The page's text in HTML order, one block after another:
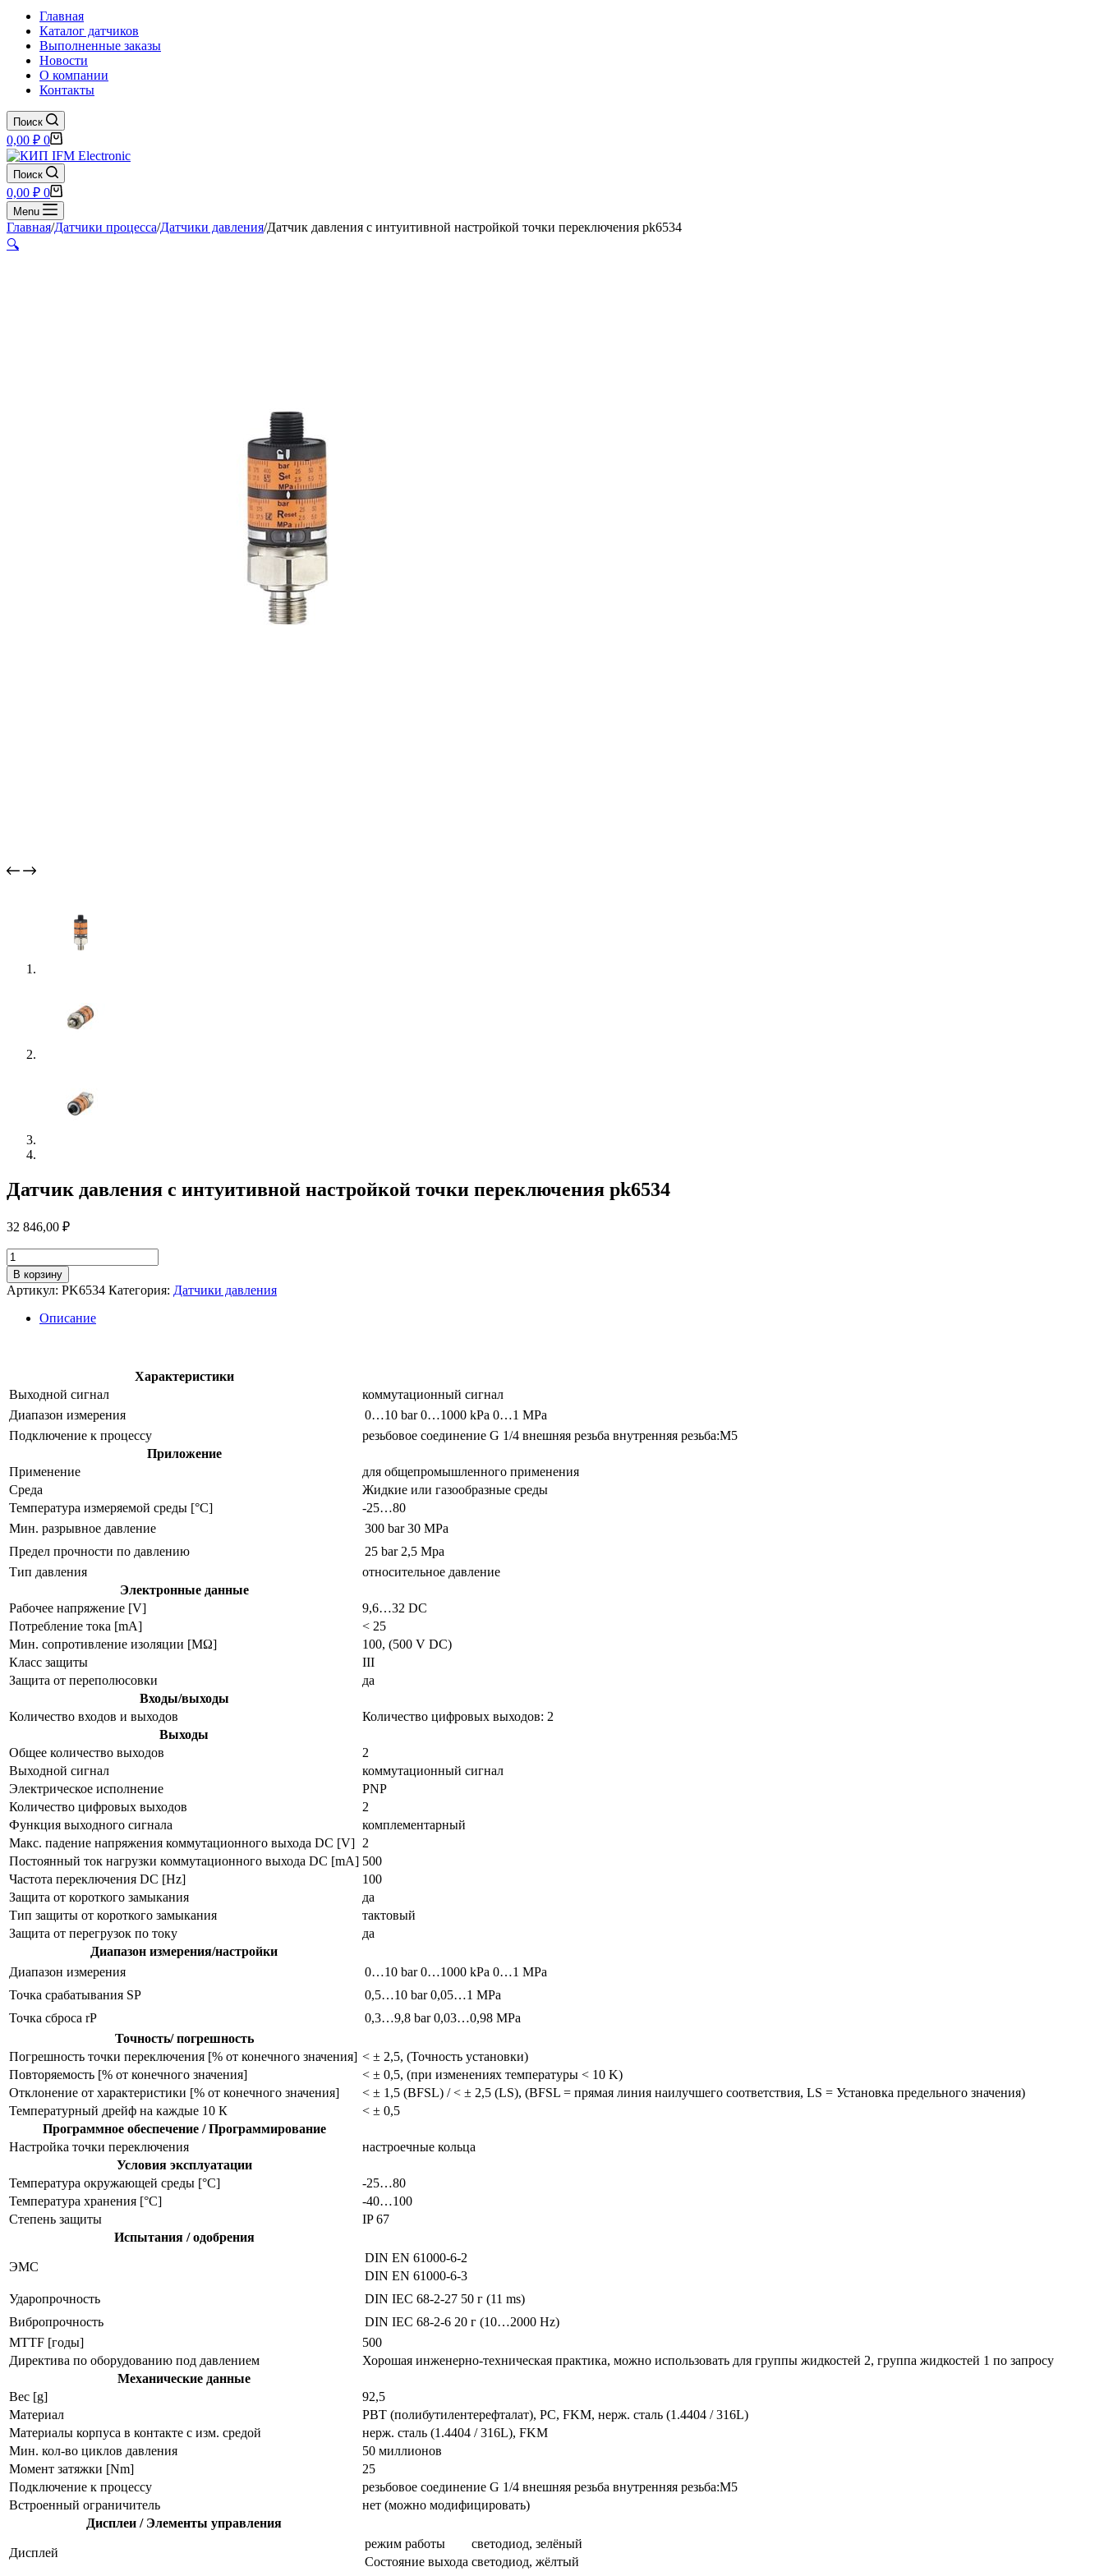
Главная
Каталог датчиков
Выполненные заказы
Новости
О компании
Контакты
Поиск
Корзина
0,00 ₽ 0
Поиск
Корзина
0,00 ₽ 0
Menu
Главная/Датчики процесса/Датчики давления/Датчик давления с интуитивной настройкой точки переключения pk6534
🔍
Датчик давления с интуитивной настройкой точки переключения pk6534
32 846,00 ₽
Количество
товара
Датчик
давления
интуитивной
pk6534
В корзину
Артикул: PK6534 Категория: Датчики давления
Описание
Характеристики
Выходной сигнал
коммутационный сигнал
Диапазон измерения
0…10 bar 0…1000 kPa 0…1 MPa
Подключение к процессу
резьбовое соединение G 1/4 внешняя резьба внутренняя резьба:M5
Приложение
Применение
для общепромышленного применения
Среда
Жидкие или газообразные среды
Температура измеряемой среды [°C]
-25…80
Мин. разрывное давление
300 bar 30 MPa
Предел прочности по давлению
25 bar 2,5 Mpa
Тип давления
относительное давление
Электронные данные
Рабочее напряжение [V]
9,6…32 DC
Потребление тока [mA]
< 25
Мин. сопротивление изоляции [MΩ]
100, (500 V DC)
Класс защиты
III
Защита от переполюсовки
да
Входы/выходы
Количество входов и выходов
Количество цифровых выходов: 2
Выходы
Общее количество выходов
2
Выходной сигнал
коммутационный сигнал
Электрическое исполнение
PNP
Количество цифровых выходов
2
Функция выходного сигнала
комплементарный
Макс. падение напряжения коммутационного выхода DC [V] 2
Постоянный ток нагрузки коммутационного выхода DC [mA] 500
Частота переключения DC [Hz]
100
Защита от короткого замыкания
да
Тип защиты от короткого замыкания
тактовый
Защита от перегрузок по току
да
Диапазон измерения/настройки
Диапазон измерения
0…10 bar 0…1000 kPa 0…1 MPa
Точка срабатывания SP
0,5…10 bar 0,05…1 MPa
Точка сброса rP
0,3…9,8 bar 0,03…0,98 MPa
Точность/ погрешность
Погрешность точки переключения [% от конечного значения] < ± 2,5, (Точность установки)
Повторяемость [% от конечного значения]
< ± 0,5, (при изменениях температуры < 10 K)
Отклонение от характеристики [% от конечного значения]
< ± 1,5 (BFSL) / < ± 2,5 (LS), (BFSL = прямая линия наилучшего соответствия, LS = Установка предельного значения)
Температурный дрейф на каждые 10 К
< ± 0,5
Программное обеспечение / Программирование
Настройка точки переключения
настроечные кольца
Условия эксплуатации
Температура окружающей среды [°C]
-25…80
Температура хранения [°C]
-40…100
Степень защиты
IP 67
Испытания / одобрения
ЭMC
DIN EN 61000-6-2
DIN EN 61000-6-3
Ударопрочность
DIN IEC 68-2-27 50 г (11 ms)
Вибропрочность
DIN IEC 68-2-6 20 г (10…2000 Hz)
MTTF [годы]
500
Директива по оборудованию под давлением
Хорошая инженерно-техническая практика, можно использовать для группы жидкостей 2, группа жидкостей 1 по запросу
Механические данные
Вес [g]
92,5
Материал
PBT (полибутилентерефталат), PC, FKM, нерж. сталь (1.4404 / 316L)
Материалы корпуса в контакте с изм. средой
нерж. сталь (1.4404 / 316L), FKM
Мин. кол-во циклов давления
50 миллионов
Момент затяжки [Nm]
25
Подключение к процессу
резьбовое соединение G 1/4 внешняя резьба внутренняя резьба:M5
Встроенный ограничитель
нет (можно модифицировать)
Дисплеи / Элементы управления
Дисплей
режим работы
светодиод, зелёный
Состояние выхода светодиод, жёлтый